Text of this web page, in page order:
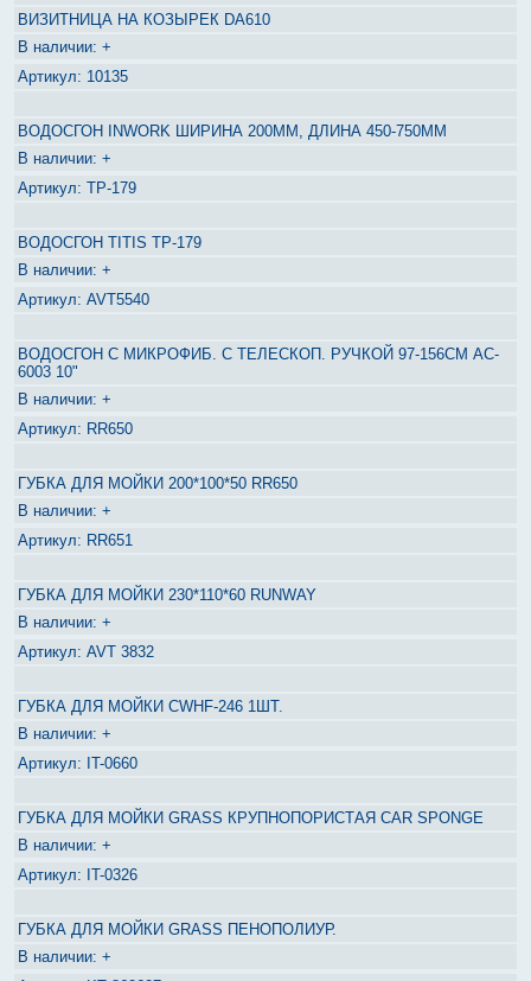
ВИЗИТНИЦА НА КОЗЫРЕК DA610
+
10135
ВОДОСГОН INWORK ШИРИНА 200ММ, ДЛИНА 450-750ММ
+
TP-179
ВОДОСГОН TITIS TP-179
+
AVT5540
ВОДОСГОН С МИКРОФИБ. С ТЕЛЕСКОП. РУЧКОЙ 97-156СМ AC-
6003 10"
+
RR650
ГУБКА ДЛЯ МОЙКИ 200*100*50 RR650
+
RR651
ГУБКА ДЛЯ МОЙКИ 230*110*60 RUNWAY
+
AVT 3832
ГУБКА ДЛЯ МОЙКИ CWHF-246 1ШТ.
+
IT-0660
ГУБКА ДЛЯ МОЙКИ GRASS КРУПНОПОРИСТАЯ CAR SPONGE
+
IT-0326
ГУБКА ДЛЯ МОЙКИ GRASS ПЕНОПОЛИУР.
+